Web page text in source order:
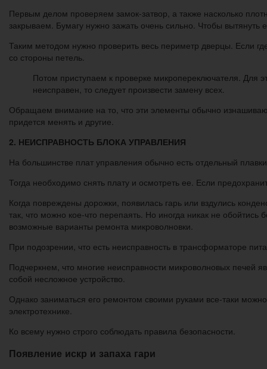
Первым делом проверяем замок-затвор, а также насколько
закрываем. Бумагу нужно зажать очень сильно. Чтобы
Таким методом нужно проверить весь периметр дверцы. Если
со стороны петель.
Потом приступаем к проверке микропереключателя. Для
неисправен, то следует произвести замену всех.
Обращаем внимание на то, что эти элементы обычно
придется менять и другие.
2. НЕИСПРАВНОСТЬ БЛОКА УПРАВЛЕНИЯ
На большинстве плат управления обычно есть отдельный
Тогда необходимо снять плату и осмотреть ее. Если
Когда повреждены дорожки, появилась гарь или вздулись
так, что можно кое-что перепаять. Но иногда никак не
возможные варианты ремонта микроволновки.
При подозрении, что есть неисправность в трансформаторе
Подчеркнем, что многие неисправности микроволновых печей
собой несложное устройство.
Однако заниматься его ремонтом своими руками все-таки
электротехнике.
Ко всему нужно строго соблюдать правила безопасности.
Появление искр и запаха гари